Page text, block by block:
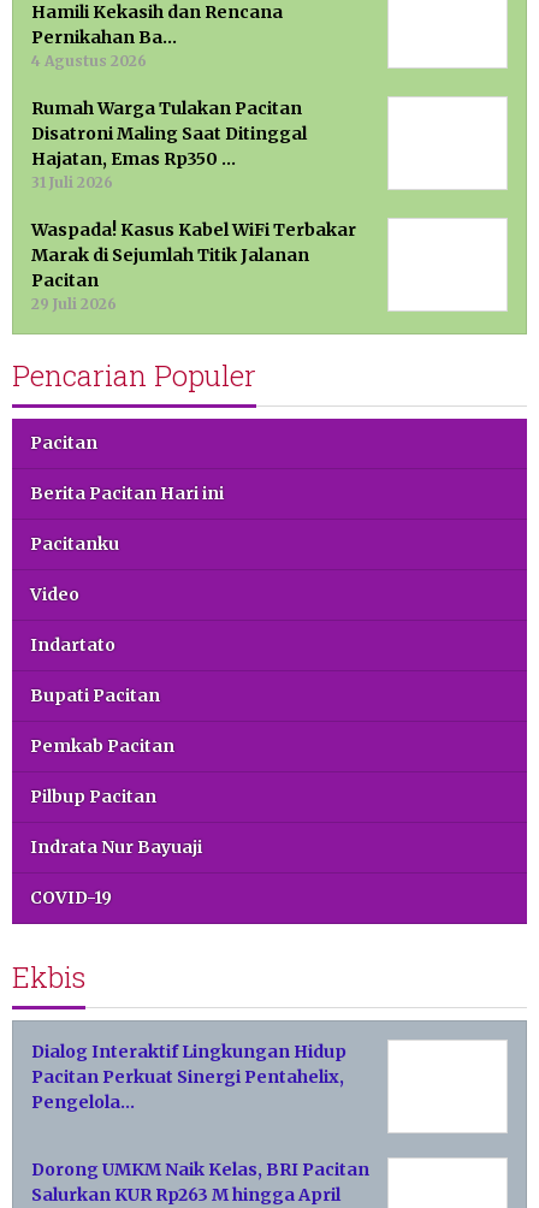
Hamili Kekasih dan Rencana
Pernikahan Ba…
4 Agustus 2026
Rumah Warga Tulakan Pacitan
Disatroni Maling Saat Ditinggal
Hajatan, Emas Rp350 …
31 Juli 2026
Waspada! Kasus Kabel WiFi Terbakar
Marak di Sejumlah Titik Jalanan
Pacitan
29 Juli 2026
Pencarian Populer
Pacitan
Berita Pacitan Hari ini
Pacitanku
Video
Indartato
Bupati Pacitan
Pemkab Pacitan
Pilbup Pacitan
Indrata Nur Bayuaji
COVID-19
Ekbis
Dialog Interaktif Lingkungan Hidup
Pacitan Perkuat Sinergi Pentahelix,
Pengelola…
Dorong UMKM Naik Kelas, BRI Pacitan
Salurkan KUR Rp263 M hingga April